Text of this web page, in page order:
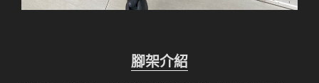
腳架介紹